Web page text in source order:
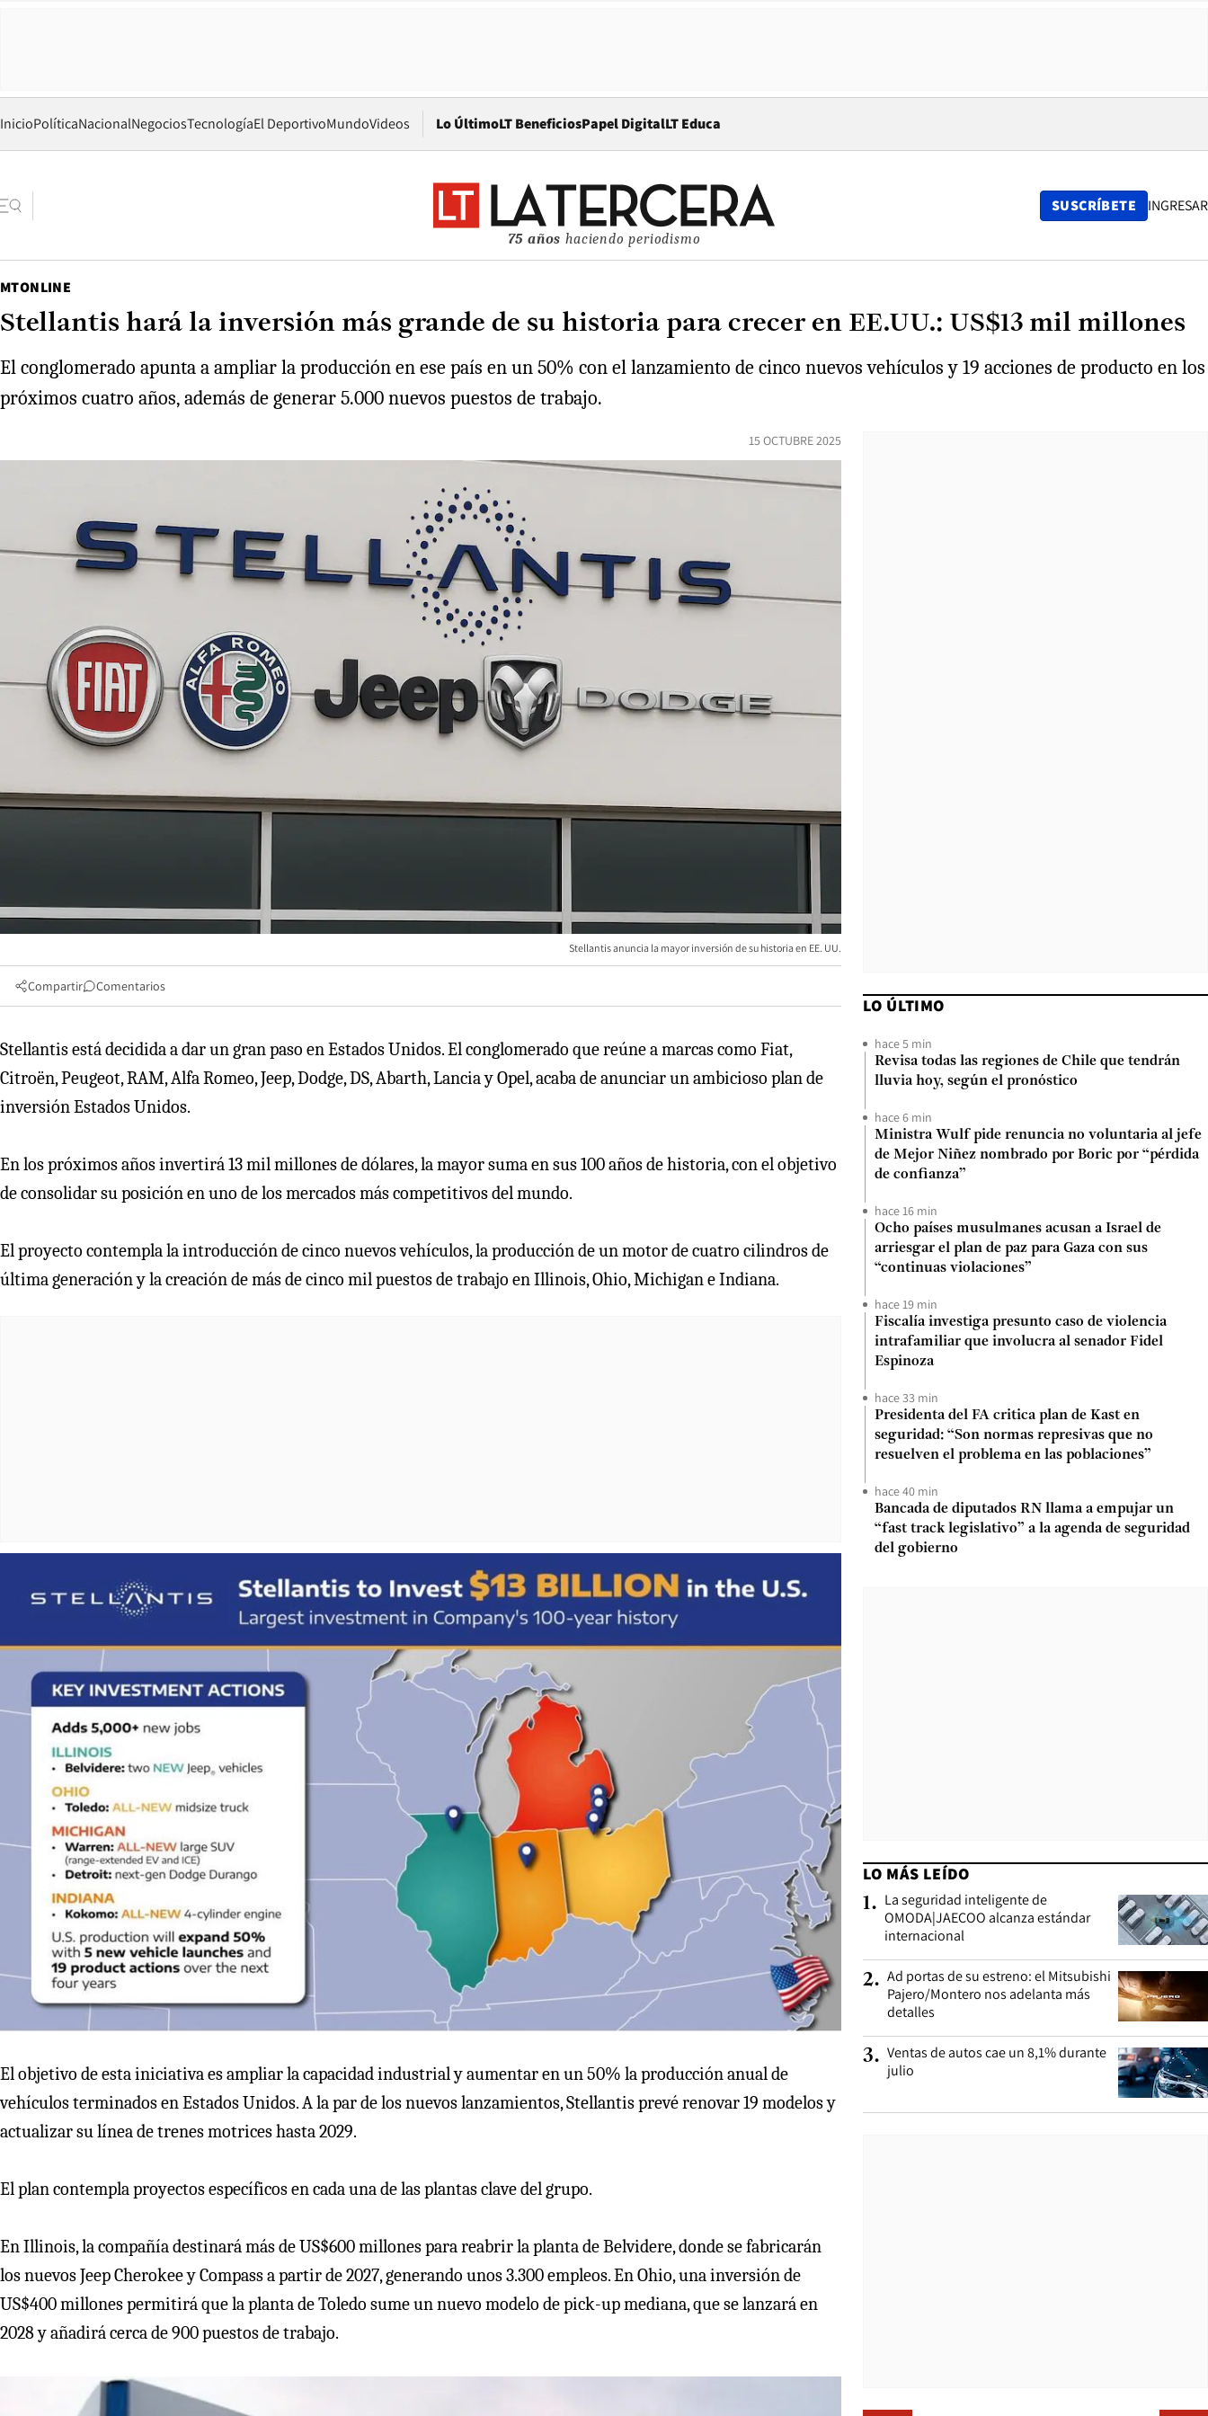
InicioPolíticaNacionalNegociosTecnologíaEl DeportivoMundoVideos Lo ÚltimoLT BeneficiosPapel DigitalOpens in new window
LT Educa
75 años haciendo periodismo
SUSCRÍBETE INGRESAR
MTONLINE
Stellantis hará la inversión más grande de su historia para crecer en EE.UU.: US$13 mil millones
El conglomerado apunta a ampliar la producción en ese país en un 50% con el lanzamiento de cinco nuevos vehículos y 19 acciones de producto en los
próximos cuatro años, además de generar 5.000 nuevos puestos de trabajo.
15 OCTUBRE 2025
Stellantis anuncia la mayor inversión de su historia en EE. UU.
Compartir Comentarios
Stellantis está decidida a dar un gran paso en Estados Unidos. El conglomerado que reúne a marcas como Fiat,
Citroën, Peugeot, RAM, Alfa Romeo, Jeep, Dodge, DS, Abarth, Lancia y Opel, acaba de anunciar un ambicioso plan de
inversión Estados Unidos.
En los próximos años invertirá 13 mil millones de dólares, la mayor suma en sus 100 años de historia, con el objetivo
de consolidar su posición en uno de los mercados más competitivos del mundo.
El proyecto contempla la introducción de cinco nuevos vehículos, la producción de un motor de cuatro cilindros de
última generación y la creación de más de cinco mil puestos de trabajo en Illinois, Ohio, Michigan e Indiana.
El objetivo de esta iniciativa es ampliar la capacidad industrial y aumentar en un 50% la producción anual de
vehículos terminados en Estados Unidos. A la par de los nuevos lanzamientos, Stellantis prevé renovar 19 modelos y
actualizar su línea de trenes motrices hasta 2029.
El plan contempla proyectos específicos en cada una de las plantas clave del grupo.
En Illinois, la compañía destinará más de US$600 millones para reabrir la planta de Belvidere, donde se fabricarán
los nuevos Jeep Cherokee y Compass a partir de 2027, generando unos 3.300 empleos. En Ohio, una inversión de
US$400 millones permitirá que la planta de Toledo sume un nuevo modelo de pick-up mediana, que se lanzará en
2028 y añadirá cerca de 900 puestos de trabajo.
LO ÚLTIMO
hace 5 min
Revisa todas las regiones de Chile que tendrán
lluvia hoy, según el pronóstico
hace 6 min
Ministra Wulf pide renuncia no voluntaria al jefe
de Mejor Niñez nombrado por Boric por “pérdida
de confianza”
hace 16 min
Ocho países musulmanes acusan a Israel de
arriesgar el plan de paz para Gaza con sus
“continuas violaciones”
hace 19 min
Fiscalía investiga presunto caso de violencia
intrafamiliar que involucra al senador Fidel
Espinoza
hace 33 min
Presidenta del FA critica plan de Kast en
seguridad: “Son normas represivas que no
resuelven el problema en las poblaciones”
hace 40 min
Bancada de diputados RN llama a empujar un
“fast track legislativo” a la agenda de seguridad
del gobierno
LO MÁS LEÍDO
1. La seguridad inteligente de
OMODA|JAECOO alcanza estándar
internacional
2. Ad portas de su estreno: el Mitsubishi
Pajero/Montero nos adelanta más
detalles
3. Ventas de autos cae un 8,1% durante
julio